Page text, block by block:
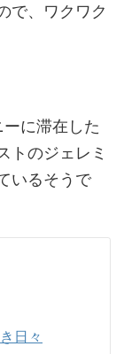
で、ワクワク
に滞在した
トのジェレミ
いるそうで
日々